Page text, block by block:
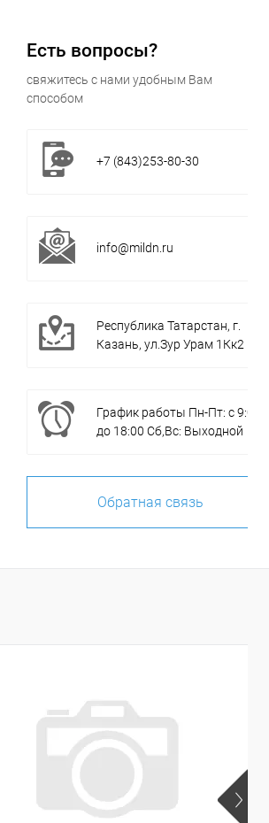
Есть вопросы?
свяжитесь с нами удобным Вам
способом
+7 (843)253-80-30
info@mildn.ru
Республика Татарстан, г.
Казань, ул.Зур Урам 1Кк2
График работы Пн-Пт: с 9:00
до 18:00 Сб,Вс: Выходной
Обратная связь